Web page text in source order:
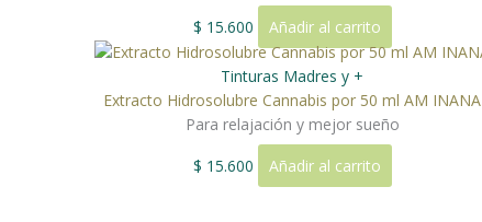
$ 15.600 Añadir al carrito
Tinturas Madres y +
Extracto Hidrosolubre Cannabis por 50 ml AM INANA
Para relajación y mejor sueño
$ 15.600 Añadir al carrito